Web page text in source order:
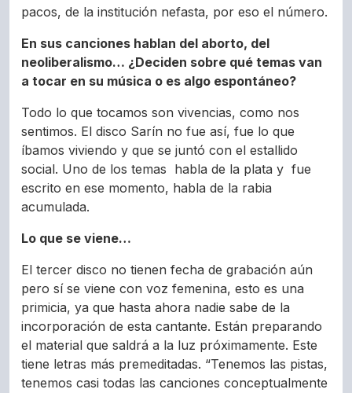
pacos, de la institución nefasta, por eso el número.
En sus canciones hablan del aborto, del
neoliberalismo… ¿Deciden sobre qué temas van
a tocar en su música o es algo espontáneo?
Todo lo que tocamos son vivencias, como nos
sentimos. El disco Sarín no fue así, fue lo que
íbamos viviendo y que se juntó con el estallido
social. Uno de los temas habla de la plata y fue
escrito en ese momento, habla de la rabia
acumulada.
Lo que se viene…
El tercer disco no tienen fecha de grabación aún
pero sí se viene con voz femenina, esto es una
primicia, ya que hasta ahora nadie sabe de la
incorporación de esta cantante. Están preparando
el material que saldrá a la luz próximamente. Este
tiene letras más premeditadas. “Tenemos las pistas,
tenemos casi todas las canciones conceptualmente